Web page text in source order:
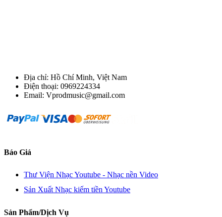
Địa chỉ: Hồ Chí Minh, Việt Nam
Điện thoại: 0969224334
Email: Vprodmusic@gmail.com
Báo Giá
Thư Viện Nhạc Youtube - Nhạc nền Video
Sản Xuất Nhạc kiếm tiền Youtube
Sản Phẩm/Dịch Vụ